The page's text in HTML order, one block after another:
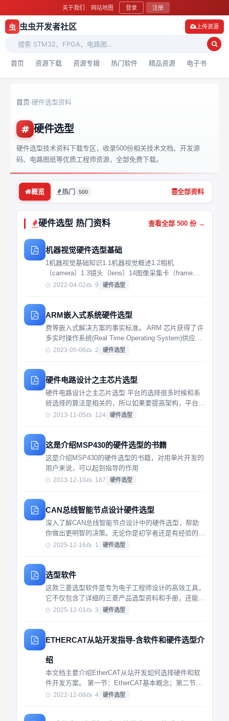
关于我们 网站地图 登录 注册
虫 虫虫开发者社区
首页 资源下载 资源专辑 热门软件 精品资源 电子书
上传资源
首页›硬件选型资料
硬件选型
硬件选型技术资料下载专区，收录500份相关技术文档、开发源
码、电路图纸等优质工程师资源，全部免费下载。
概览 热门 500 全部资料
硬件选型 热门资料 查看全部 500 份 →
机器视觉硬件选型基础
1机器视觉基础知识1.1机器视觉概述1.2相机
（camera）1.3镜头（lens）14图像采集卡（frame
grabber）15光源（ⅲ urination）1.6祝觉开发软件
2022-04-02 9 硬件选型
ARM嵌入式系统硬件选型
费等嵌入式解决方案的事实标准。 ARM 芯片获得了许
多实时操作系统(Real Time Operating System)供应商
的支持，比 较知名的有：Windows CE、Linux、
2023-05-06 2 硬件选型
硬件电路设计之主芯片选型
硬件电路设计之主芯片选型 平台的选择很多时候和系
统选择的算法是相关的，所以如果要提高架构，平台的
设计能力，得不断提高自身的算法设计，复杂度评估能
2013-11-05 124 硬件选型
这是介绍MSP430的硬件选型的书籍
这是介绍MSP430的硬件选型的书籍，对用单片开发的
用户来说，可以起到指导的作用
2013-12-10 187 硬件选型
CAN总线智能节点设计硬件选型
深入了解CAN总线智能节点设计中的硬件选型，帮助
你做出更明智的决策。无论你是初学者还是有经验的工
程师，这份资料都能让你轻松掌握关键技术和实用技
2025-12-16 1 硬件选型
选型软件
这款三菱选型软件是专为电子工程师设计的高效工具，
它不仅包含了详细的三菱产品选型资料和手册，还能够
根据您的项目需求自动生成材料报表及采购清单。无论
率...
2025-12-01 3 硬件选型
ETHERCAT从站开发指导-含软件和硬件选型介
绍
本文档主要介绍EtherCAT从站开发如何选择硬件和软
件开发方案。 第一节：EtherCAT基本概念；第二节：
如何选择硬件方案（以伺服驱动器为例）；第三节：如
2022-12-08 4 硬件选型